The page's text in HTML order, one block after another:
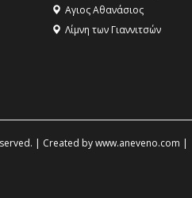
Αγιος Αθανάσιος
Λίμνη των Γιαννιτσών
| Created bywww.aneveno.com |